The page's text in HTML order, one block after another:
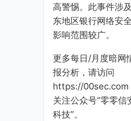
高警惕。此事件涉
东地区银行网络安
影响范围较广。
更多每日/月度暗网
报分析，请访问
https://00sec.com
关注公众号“零零信
科技”。